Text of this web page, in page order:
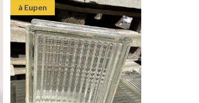
• Largeur : 193mm
• Épaisseur : 7mm
[ÉTAT]
NEUF, partiellement déballé
à Eupen